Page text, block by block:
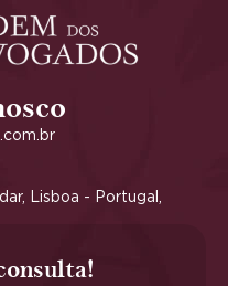
Lisboa - Portugal,